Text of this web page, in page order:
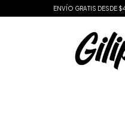
ENVÍO GRATIS DESDE